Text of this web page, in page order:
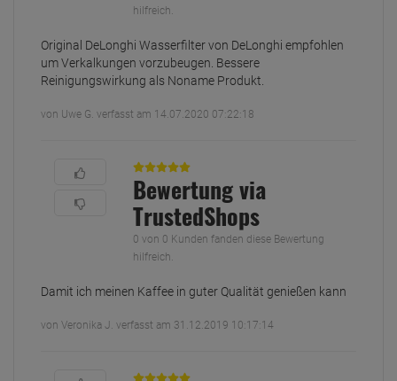
hilfreich.
Original DeLonghi Wasserfilter von DeLonghi empfohlen
um Verkalkungen vorzubeugen. Bessere
Reinigungswirkung als Noname Produkt.
von Uwe G. verfasst am 14.07.2020 07:22:18
Bewertung via
TrustedShops
0 von 0 Kunden fanden diese Bewertung
hilfreich.
Damit ich meinen Kaffee in guter Qualität genießen kann
von Veronika J. verfasst am 31.12.2019 10:17:14